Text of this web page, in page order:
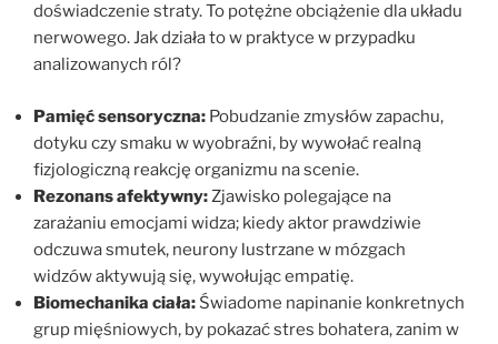
doświadczenie straty. To potężne obciążenie dla układu
nerwowego. Jak działa to w praktyce w przypadku
analizowanych ról?
Pamięć sensoryczna: Pobudzanie zmysłów zapachu,
dotyku czy smaku w wyobraźni, by wywołać realną
fizjologiczną reakcję organizmu na scenie.
Rezonans afektywny:Zjawisko polegające na
zarażaniu emocjami widza; kiedy aktor prawdziwie
odczuwa smutek, neurony lustrzane w mózgach
widzów aktywują się, wywołując empatię.
Biomechanika ciała: Świadome napinanie konkretnych
grup mięśniowych, by pokazać stres bohatera, zanim w